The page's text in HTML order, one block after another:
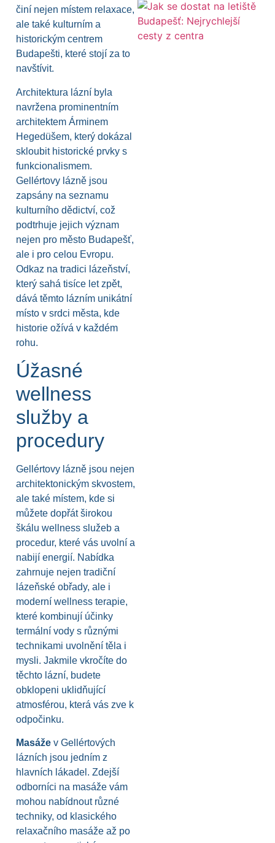
činí nejen místem relaxace,
ale také kulturním a
historickým centrem
Budapešti, které stojí za to
navštívit.
Architektura lázní byla
navržena prominentním
architektem Árminem
Hegedüšem, který dokázal
skloubit historické prvky s
funkcionalismem.
Gellértovy lázně jsou
zapsány na seznamu
kulturního dědictví, což
podtrhuje jejich význam
nejen pro město Budapešť,
ale i pro celou Evropu.
Odkaz na tradici lázeňství,
který sahá tisíce let zpět,
dává těmto lázním unikátní
místo v srdci města, kde
historie ožívá v každém
rohu.
Úžasné
wellness
služby a
procedury
Gellértovy lázně jsou nejen
architektonickým skvostem,
ale také místem, kde si
můžete dopřát širokou
škálu wellness služeb a
procedur, které vás uvolní a
nabijí energií. Nabídka
zahrnuje nejen tradiční
lázeňské obřady, ale i
moderní wellness terapie,
které kombinují účinky
termální vody s různými
technikami uvolnění těla i
mysli. Jakmile vkročíte do
těchto lázní, budete
obklopeni uklidňující
atmosférou, která vás zve k
odpočinku.
Masáže v Gellértových
lázních jsou jedním z
hlavních lákadel. Zdejší
odborníci na masáže vám
mohou nabídnout různé
techniky, od klasického
relaxačního masáže až po